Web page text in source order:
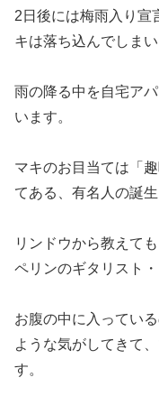
2日後には梅雨入り宣
キは落ち込んでしまい
雨の降る中を自宅ア
います。
マキのお目当ては「
てある、有名人の誕
リンドウから教えて
ペリンのギタリスト
お腹の中に入ってい
ような気がしてきて
す。